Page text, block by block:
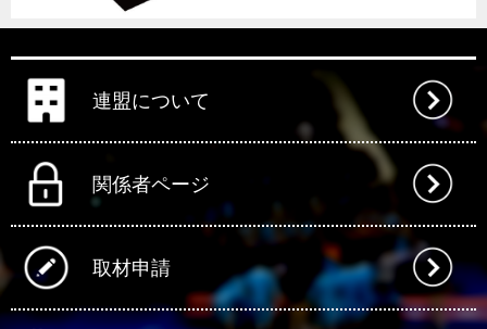
連盟について
関係者ページ
取材申請